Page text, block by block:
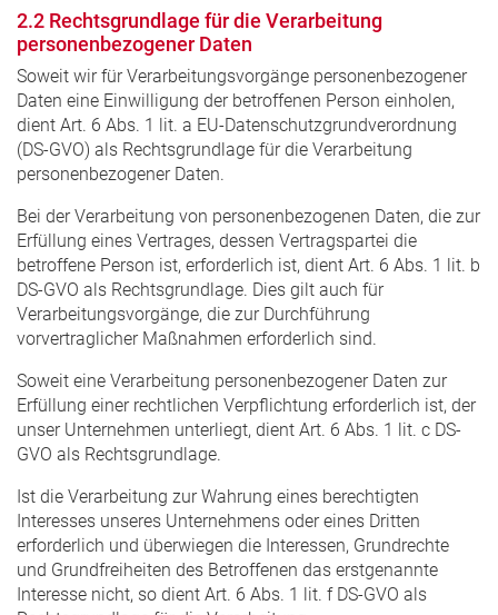
2.2 Rechtsgrundlage für die Verarbeitung
personenbezogener Daten
Soweit wir für Verarbeitungsvorgänge personenbezogener
Daten eine Einwilligung der betroffenen Person einholen,
dient Art. 6 Abs. 1 lit. a EU-Datenschutzgrundverordnung
(DS-GVO) als Rechtsgrundlage für die Verarbeitung
personenbezogener Daten.
Bei der Verarbeitung von personenbezogenen Daten, die zur
Erfüllung eines Vertrages, dessen Vertragspartei die
betroffene Person ist, erforderlich ist, dient Art. 6 Abs. 1 lit. b
DS-GVO als Rechtsgrundlage. Dies gilt auch für
Verarbeitungsvorgänge, die zur Durchführung
vorvertraglicher Maßnahmen erforderlich sind.
Soweit eine Verarbeitung personenbezogener Daten zur
Erfüllung einer rechtlichen Verpflichtung erforderlich ist, der
unser Unternehmen unterliegt, dient Art. 6 Abs. 1 lit. c DS-
GVO als Rechtsgrundlage.
Ist die Verarbeitung zur Wahrung eines berechtigten
Interesses unseres Unternehmens oder eines Dritten
erforderlich und überwiegen die Interessen, Grundrechte
und Grundfreiheiten des Betroffenen das erstgenannte
Interesse nicht, so dient Art. 6 Abs. 1 lit. f DS-GVO als